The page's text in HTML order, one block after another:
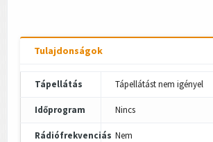
Tulajdonságok
Tápellátás Tápellátást nem igényel
Időprogram Nincs
Rádiófrekvenciás Nem